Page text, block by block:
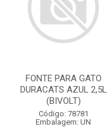
FONTE PARA GATO
DURACATS AZUL 2,5L
(BIVOLT)
Código: 78781
Embalagem: UN